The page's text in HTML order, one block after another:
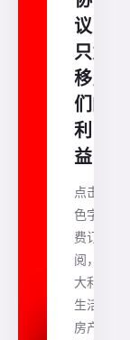
议！
只为
移民
们的
利
益！
点击蓝
色字免
费订
阅，澳
大利亚
生活、
房产、